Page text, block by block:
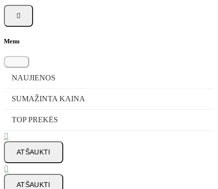

Menu
NAUJIENOS
SUMAŽINTA KAINA
TOP PREKĖS

ATŠAUKTI

ATŠAUKTI